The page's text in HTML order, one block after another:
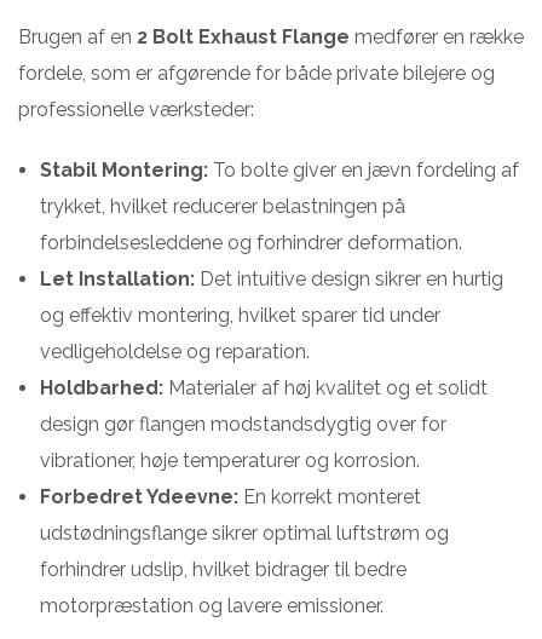
Brugen af en 2 Bolt Exhaust Flange medfører en række
fordele, som er afgørende for både private bilejere og
professionelle værksteder:
Stabil Montering: To bolte giver en jævn fordeling af
trykket, hvilket reducerer belastningen på
forbindelsesleddene og forhindrer deformation.
Let Installation: Det intuitive design sikrer en hurtig
og effektiv montering, hvilket sparer tid under
vedligeholdelse og reparation.
Holdbarhed: Materialer af høj kvalitet og et solidt
design gør flangen modstandsdygtig over for
vibrationer, høje temperaturer og korrosion.
Forbedret Ydeevne: En korrekt monteret
udstødningsflange sikrer optimal luftstrøm og
forhindrer udslip, hvilket bidrager til bedre
motorpræstation og lavere emissioner.